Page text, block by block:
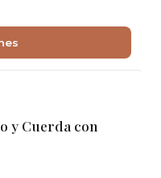
y Cuerda con